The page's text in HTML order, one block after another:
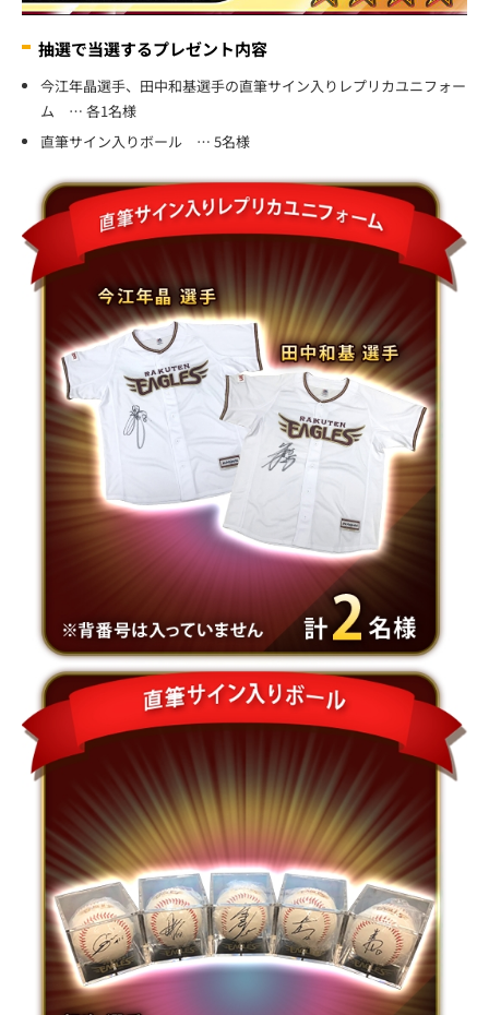
抽選で当選するプレゼント内容
今江年晶選手、田中和基選手の直筆サイン入りレプリカユニフォー
ム … 各1名様
直筆サイン入りボール … 5名様